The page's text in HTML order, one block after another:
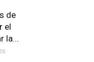
de
el
la...